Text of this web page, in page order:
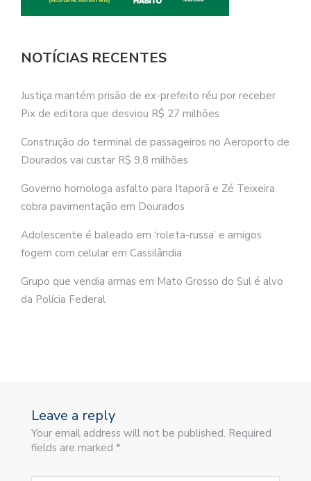
NOTÍCIAS RECENTES
Justiça mantém prisão de ex-prefeito réu por receber
Pix de editora que desviou R$ 27 milhões
Construção do terminal de passageiros no Aeroporto de
Dourados vai custar R$ 9,8 milhões
Governo homologa asfalto para Itaporã e Zé Teixeira
cobra pavimentação em Dourados
Adolescente é baleado em ‘roleta-russa’ e amigos
fogem com celular em Cassilândia
Grupo que vendia armas em Mato Grosso do Sul é alvo
da Polícia Federal
Leave a reply
Your email address will not be published. Required
fields are marked *